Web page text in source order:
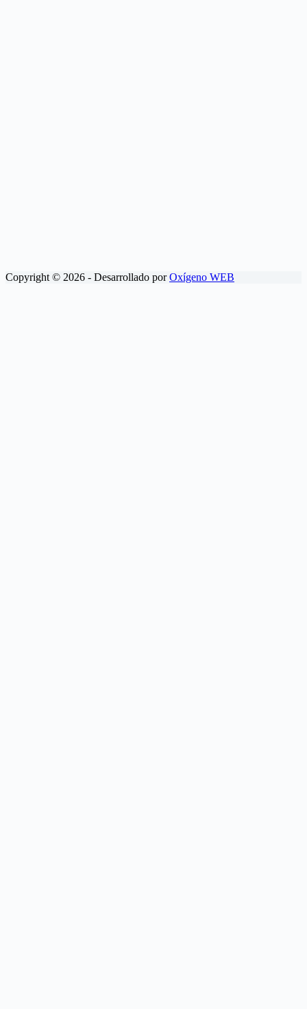
Copyright © 2026 - Desarrollado porOxígeno WEB